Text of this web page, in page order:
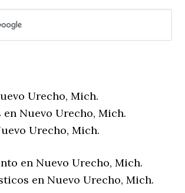
Urecho, Mich.
en Nuevo Urecho, Mich.
Urecho, Mich.
en Nuevo Urecho, Mich.
en Nuevo Urecho, Mich.